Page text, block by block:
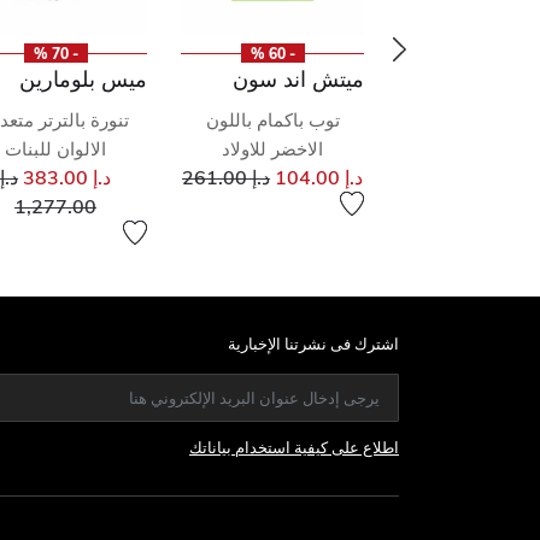
سعر مخفض من
- 60 %
ميتش اند سون
توب باكمام باللون
الاخضر للاولاد
د.إ 104.00 سعر مخفض من
د.إ 261.00 إلى
- 70 %
ميس بلومارين
تنورة بالترتر
الالوان للبنات
د.إ 383.00
د.إ
1,277.00إلى
اشترك فى نشرتنا الإخبارية
اطلاع على كيفية استخدام بياناتك